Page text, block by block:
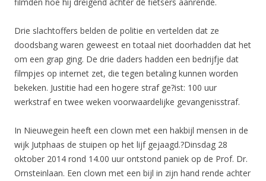
filmden hoe hij dreigend achter de fietsers aanrende.
Drie slachtoffers belden de politie en vertelden dat ze
doodsbang waren geweest en totaal niet doorhadden dat het
om een grap ging. De drie daders hadden een bedrijfje dat
filmpjes op internet zet, die tegen betaling kunnen worden
bekeken. Justitie had een hogere straf ge?ist: 100 uur
werkstraf en twee weken voorwaardelijke gevangenisstraf.
In Nieuwegein heeft een clown met een hakbijl mensen in de
wijk Jutphaas de stuipen op het lijf gejaagd.?Dinsdag 28
oktober 2014 rond 14.00 uur ontstond paniek op de Prof. Dr.
Ornsteinlaan. Een clown met een bijl in zijn hand rende achter